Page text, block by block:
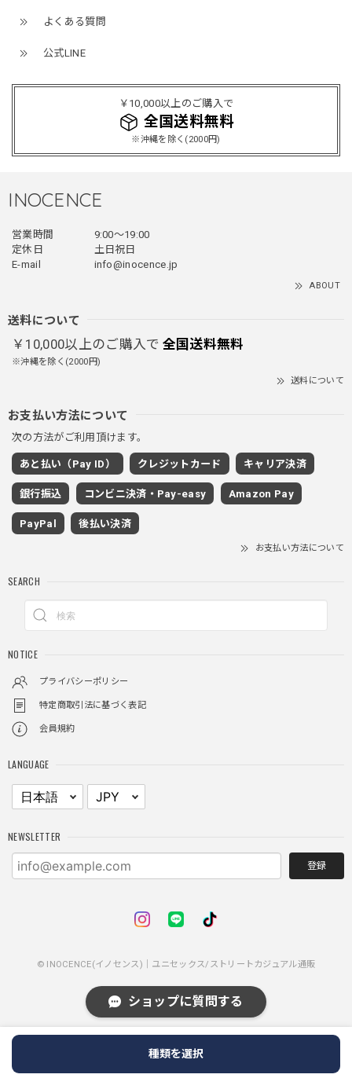
よくある質問
公式LINE
￥10,000以上のご購入で
全国送料無料
※沖縄を除く(2000円)
てあまり他のお店で売ってないようなデザインだと思うので
買って良かったです！！ただ写真の通り袖の方が明らかに長
いです！当方160cm女性、Lサイズで袖はかなり余る感じで
す！
ブラック/L
2025/12/24
クにチャックが気になりますが可愛いのでOKです！！笑
グレー/M
2025/11/28
着心地もいいしカジュアル味が出ていい
リティ
る。特に腕周りがいい感じ。
NCLLW ホイッスルネックレス / NCLLW Whistle Necklace
2025/11/28
2025/11/28
メタルで金属感あるかなと思ったら重くもなく軽くもないプ
ラスチック味がある感じ。布は柔らかい合皮っぽい感じ。
INOCENCE
営業時間
9:00〜19:00
定休日
土日祝日
E-mail
info@inocence.jp
ABOUT
送料について
￥10,000以上のご購入で 全国送料無料
※沖縄を除く(2000円)
送料について
お支払い方法について
次の方法がご利用頂けます。
あと払い（Pay ID） クレジットカード キャリア決済
銀行振込 コンビニ決済・Pay-easy Amazon Pay
PayPal 後払い決済
お支払い方法について
SEARCH
NOTICE
プライバシーポリシー
特定商取引法に基づく表記
会員規約
LANGUAGE
NEWSLETTER
登録
© INOCENCE(イノセンス)｜ユニセックス/ストリートカジュアル通販
種類を選択
ショップに質問する